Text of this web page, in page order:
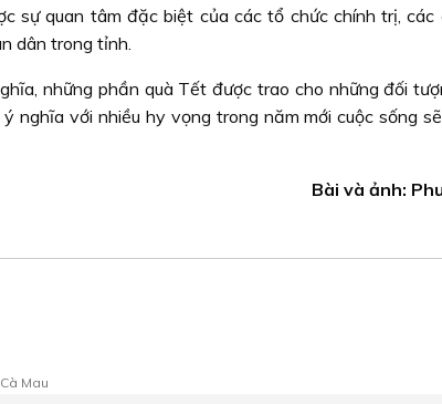
sự quan tâm đặc biệt của các tổ chức chính trị, các
dân trong tỉnh.
những phần quà Tết được trao cho những đối
nghĩa với nhiều hy vọng trong năm mới cuộc sống
Bài và ảnh:
Mau